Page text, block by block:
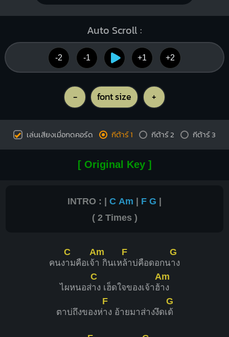
Auto Scroll :
-2 -1 +1 +2
- font size +
เล่นเสียงเมื่อกดคอร์ด กีต้าร์ 1 กีต้าร์ 2 กีต้าร์ 3
[ Original Key ]
INTRO : | C Am | F G |
( 2 Times )
คนง
C
ามคือเจ้
Am
า กินเห
F
ล้าบ่คือดอกน
G
าง
ไผหนอส่
C
าง เฮ็ดใจของเจ้าฮ้
Am
าง
ตาบ่ถึงของห่
F
าง อ้ายมาส่างงึดเ
G
ด้